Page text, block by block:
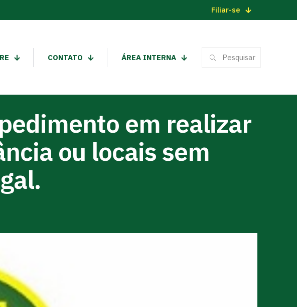
Filiar-se
CONTATO ÁREA INTERNA
em realizar
ou locais sem